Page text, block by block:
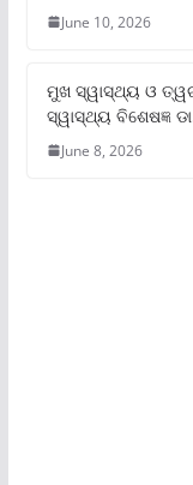
June 10, 2026
ମୁଖ ସ୍ୱାସ୍ଥ୍ୟ ଓ
ସ୍ୱାସ୍ଥ୍ୟ ବିଶେଷଜ୍ଞ
June 8, 2026